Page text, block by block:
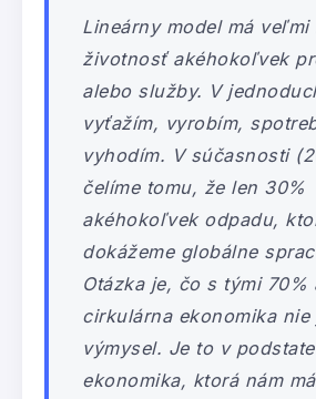
Lineárny model má veľmi
životnosť akéhokoľvek
alebo služby. V
vyťažím, vyrobím,
vyhodím. V súčasnosti
čelíme tomu, že len 30%
akéhokoľvek odpadu,
dokážeme globálne
Otázka je, čo s tými 70%
cirkulárna ekonomika nie
výmysel. Je to v
ekonomika, ktorá nám